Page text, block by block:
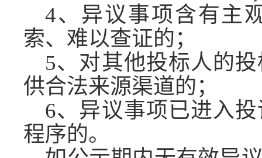
4、异议事项含有主
索、难以查证的；
5、对其他投标人的
供合法来源渠道的；
6、异议事项已进入
程序的。